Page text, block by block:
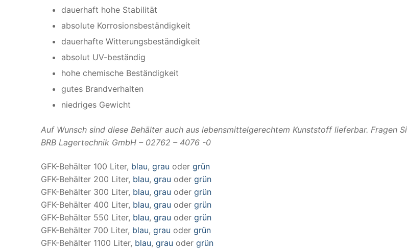
dauerhaft hohe Stabilität
absolute Korrosionsbeständigkeit
dauerhafte Witterungsbeständigkeit
absolut UV-beständig
hohe chemische Beständigkeit
gutes Brandverhalten
niedriges Gewicht
Auf Wunsch sind diese Behälter auch aus lebensmittelgerechtem Kunststoff lieferbar. Fragen
BRB Lagertechnik GmbH – 02762 – 4076 -0
GFK-Behälter 100 Liter, blau, grau oder grün
GFK-Behälter 200 Liter, blau, grau oder grün
GFK-Behälter 300 Liter, blau, grau oder grün
GFK-Behälter 400 Liter, blau, grau oder grün
GFK-Behälter 550 Liter, blau, grau oder grün
GFK-Behälter 700 Liter, blau, grau oder grün
GFK-Behälter 1100 Liter, blau, grau oder grün